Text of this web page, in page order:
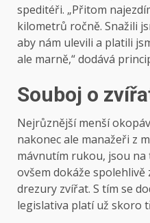
speditéři. „Přitom
kilometrů ročně. Snažili
aby nám ulevili a platili
ale marně,“ dodává
Souboj o
Nejrůznější menší
nakonec ale manažeři z
mávnutím rukou, jsou na
ovšem dokáže spolehlivě
drezury zvířat. S tím se
legislativa platí už skoro